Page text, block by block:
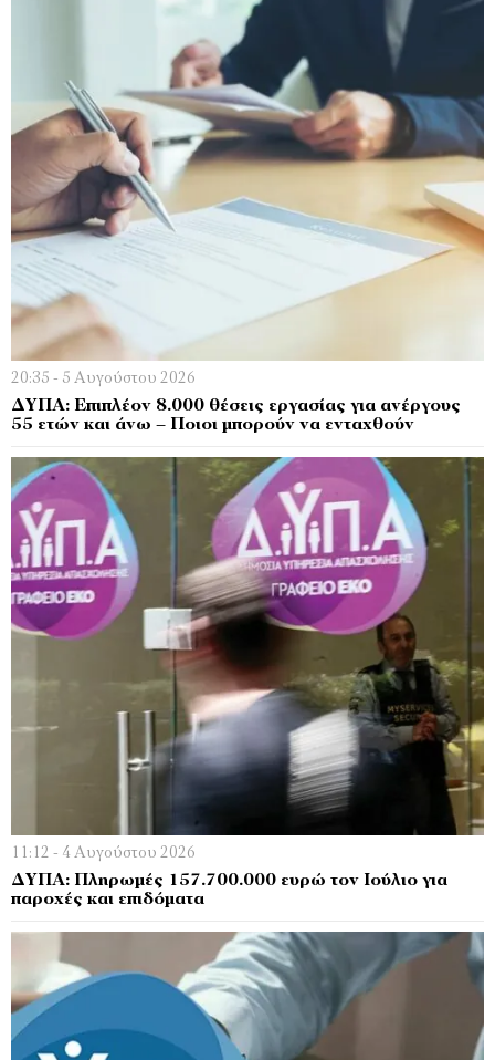
20:35 - 5 Αυγούστου 2026
ΔΥΠΑ: Επιπλέον 8.000 θέσεις εργασίας για ανέργους
55 ετών και άνω – Ποιοι μπορούν να ενταχθούν
11:12 - 4 Αυγούστου 2026
ΔΥΠΑ: Πληρωμές 157.700.000 ευρώ τον Ιούλιο για
παροχές και επιδόματα